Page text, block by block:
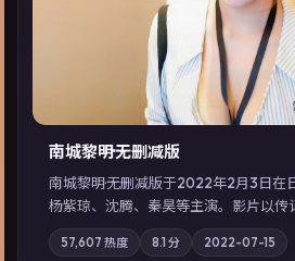
南城黎明·无删减版
南城黎明·无删减版于2022年2月3日在
杨紫琼、沈腾、秦昊等主演。影片以传
执念在暴风雨夜正面相撞；摄影与配乐
通过「国产免费观看高清电视剧在线看
57,607 热度 8.1 分 2022-07-15